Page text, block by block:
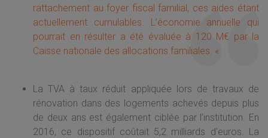
rattachement au foyer fiscal familial, ces aides étant
actuellement cumulables. L’économie annuelle qui
pourrait en résulter a été évaluée à 120 M€ par la
Caisse nationale des allocations familiales. «
La TVA à taux réduit appliquée lors de travaux de
rénovation dans des logements achevés depuis plus
de deux ans est également ciblée par l’institution. En
2016, ce dispositif coûtait 5,2 milliards d’euros. La